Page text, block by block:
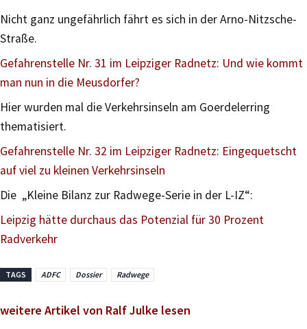
Nicht ganz ungefährlich fährt es sich in der Arno-Nitzsche-
Straße.
Gefahrenstelle Nr. 31 im Leipziger Radnetz: Und wie kommt
man nun in die Meusdorfer?
Hier wurden mal die Verkehrsinseln am Goerdelerring
thematisiert.
Gefahrenstelle Nr. 32 im Leipziger Radnetz: Eingequetscht
auf viel zu kleinen Verkehrsinseln
Die „Kleine Bilanz zur Radwege-Serie in der L-IZ“:
Leipzig hätte durchaus das Potenzial für 30 Prozent
Radverkehr
TAGS ADFC Dossier Radwege
weitere Artikel von Ralf Julke lesen